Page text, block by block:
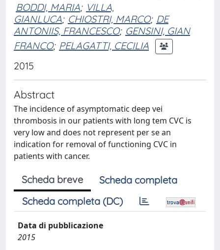
BODDI, MARIA; VILLA,
GIANLUCA; CHIOSTRI, MARCO; DE
ANTONIIS, FRANCESCO; GENSINI, GIAN
FRANCO; PELAGATTI, CECILIA
2015
Abstract
The incidence of asymptomatic deep vei
thrombosis in our patients with long tem CVC is
very low and does not represent per se an
indication for removal of functioning CVC in
patients with cancer.
Scheda breve
Scheda completa
Scheda completa (DC)
Data di pubblicazione
2015